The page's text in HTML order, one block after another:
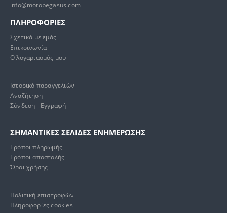
info@motopegasus.com
ΠΛΗΡΟΦΟΡΙΕΣ
Σχετικά με εμάς
Επικοινωνία
Ο λογαριασμός μου
Ιστορικό παραγγελιών
Αναζήτηση
Σύνδεση - Εγγραφή
ΣΗΜΑΝΤΙΚΕΣ ΣΕΛΙΔΕΣ ΕΝΗΜΕΡΩΣΗΣ
Τρόποι πληρωμής
Τρόποι αποστολής
Όροι χρήσης
Πολιτική επιστροφών
Πληροφορίες cookies